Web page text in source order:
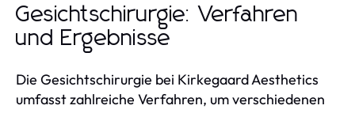
Gesichtschirurgie: Verfahren
und Ergebnisse
Die Gesichtschirurgie bei Kirkegaard Aesthetics
umfasst zahlreiche Verfahren, um verschiedenen